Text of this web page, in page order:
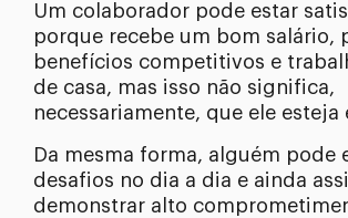
Um colaborador pode estar
porque recebe um bom salário,
benefícios competitivos e
de casa, mas isso não significa,
necessariamente, que ele esteja
Da mesma forma, alguém pode
desafios no dia a dia e ainda
demonstrar alto